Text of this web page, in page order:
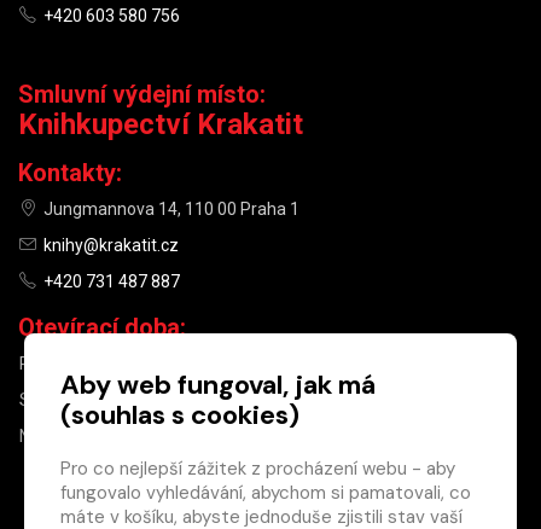
×
+420 603 580 756
Smluvní výdejní místo:
Knihkupectví Krakatit
Kontakty:
Jungmannova 14, 110 00 Praha 1
knihy@krakatit.cz
+420 731 487 887
Otevírací doba:
PO–PÁ
SO
10:00–13:00
NE
Aby web fungoval, jak má
(souhlas s cookies)
Pro co nejlepší zážitek z procházení webu - aby
fungovalo vyhledávání, abychom si pamatovali, co
máte v košíku, abyste jednoduše zjistili stav vaší